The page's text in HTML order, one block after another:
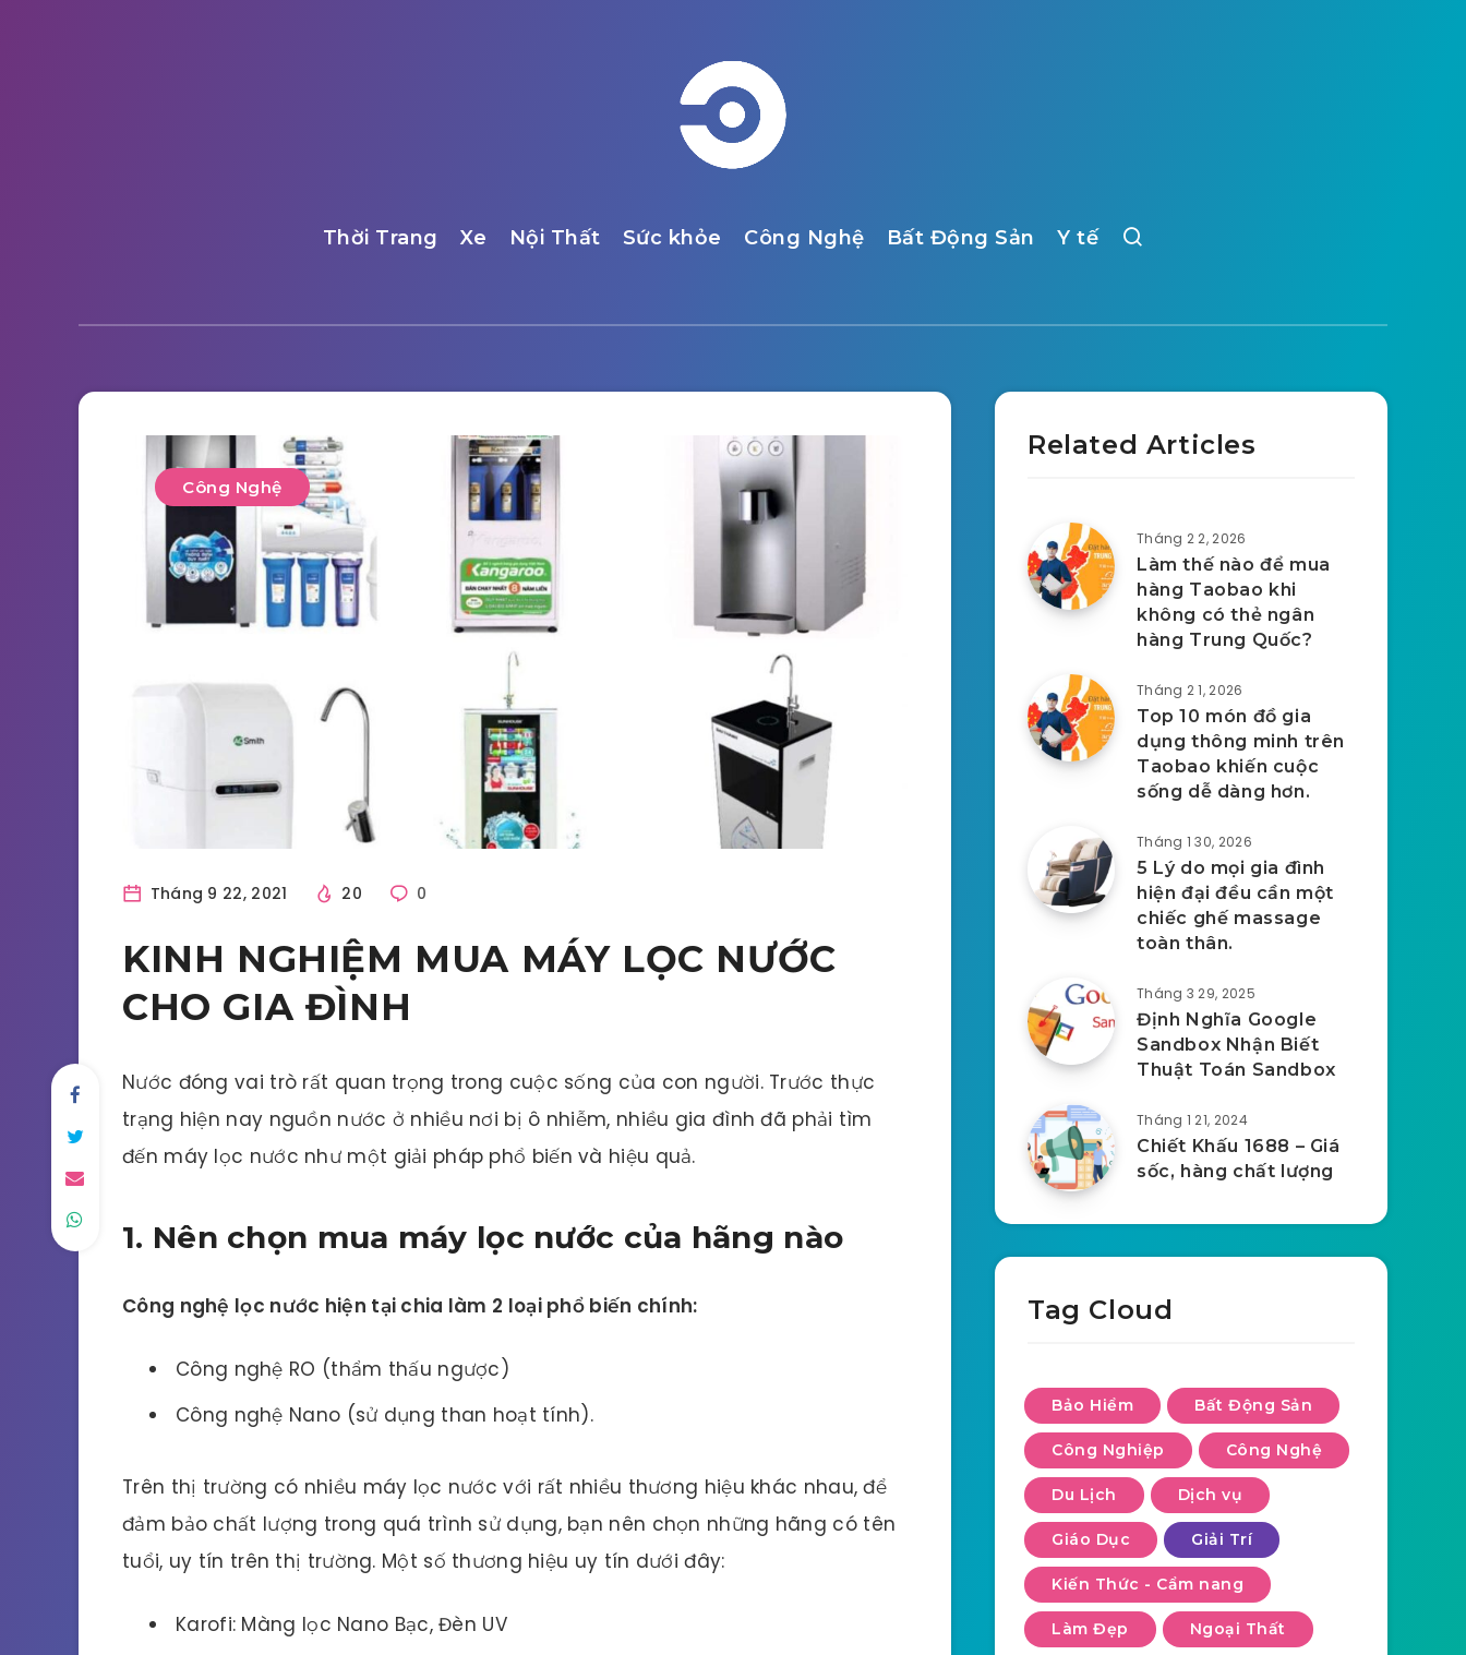
Thời Trang Xe Nội Thất Sức khỏe Công Nghệ Bất Động Sản Y tế
Công Nghệ
Tháng 9 22, 2021 20 0
KINH NGHIỆM MUA MÁY LỌC NƯỚC
CHO GIA ĐÌNH
Nước đóng vai trò rất quan trọng trong cuộc sống của con người. Trước thực
trạng hiện nay nguồn nước ở nhiều nơi bị ô nhiễm, nhiều gia đình đã phải tìm
đến máy lọc nước như một giải pháp phổ biến và hiệu quả.
1. Nên chọn mua máy lọc nước của hãng nào
Công nghệ lọc nước hiện tại chia làm 2 loại phổ biến chính:
Công nghệ RO (thẩm thấu ngược)
Công nghệ Nano (sử dụng than hoạt tính).
Trên thị trường có nhiều máy lọc nước với rất nhiều thương hiệu khác nhau, để
đảm bảo chất lượng trong quá trình sử dụng, bạn nên chọn những hãng có tên
tuổi, uy tín trên thị trường. Một số thương hiệu uy tín dưới đây:
Karofi: Màng lọc Nano Bạc, Đèn UV
Related Articles
Tháng 2 2, 2026
Làm thế nào để mua
hàng Taobao khi
không có thẻ ngân
hàng Trung Quốc?
Tháng 2 1, 2026
Top 10 món đồ gia
dụng thông minh trên
Taobao khiến cuộc
sống dễ dàng hơn.
Tháng 1 30, 2026
5 Lý do mọi gia đình
hiện đại đều cần một
chiếc ghế massage
toàn thân.
Tháng 3 29, 2025
Định Nghĩa Google
Sandbox Nhận Biết
Thuật Toán Sandbox
Tháng 1 21, 2024
Chiết Khấu 1688 – Giá
sốc, hàng chất lượng
Tag Cloud
Bảo Hiểm Bất Động Sản
Công Nghiệp Công Nghệ
Du Lịch Dịch vụ
Giáo Dục Giải Trí
Kiến Thức - Cẩm nang
Làm Đẹp Ngoại Thất